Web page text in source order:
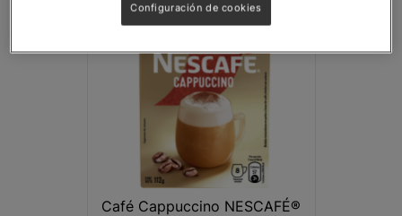
Café Cappuccino NESCAFÉ®
Configuración de cookies